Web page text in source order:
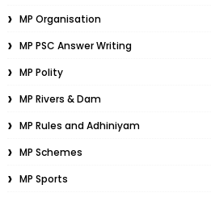
MP Organisation
MP PSC Answer Writing
MP Polity
MP Rivers & Dam
MP Rules and Adhiniyam
MP Schemes
MP Sports